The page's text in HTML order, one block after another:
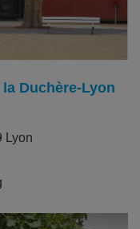
Duchère-Lyon
Lyon